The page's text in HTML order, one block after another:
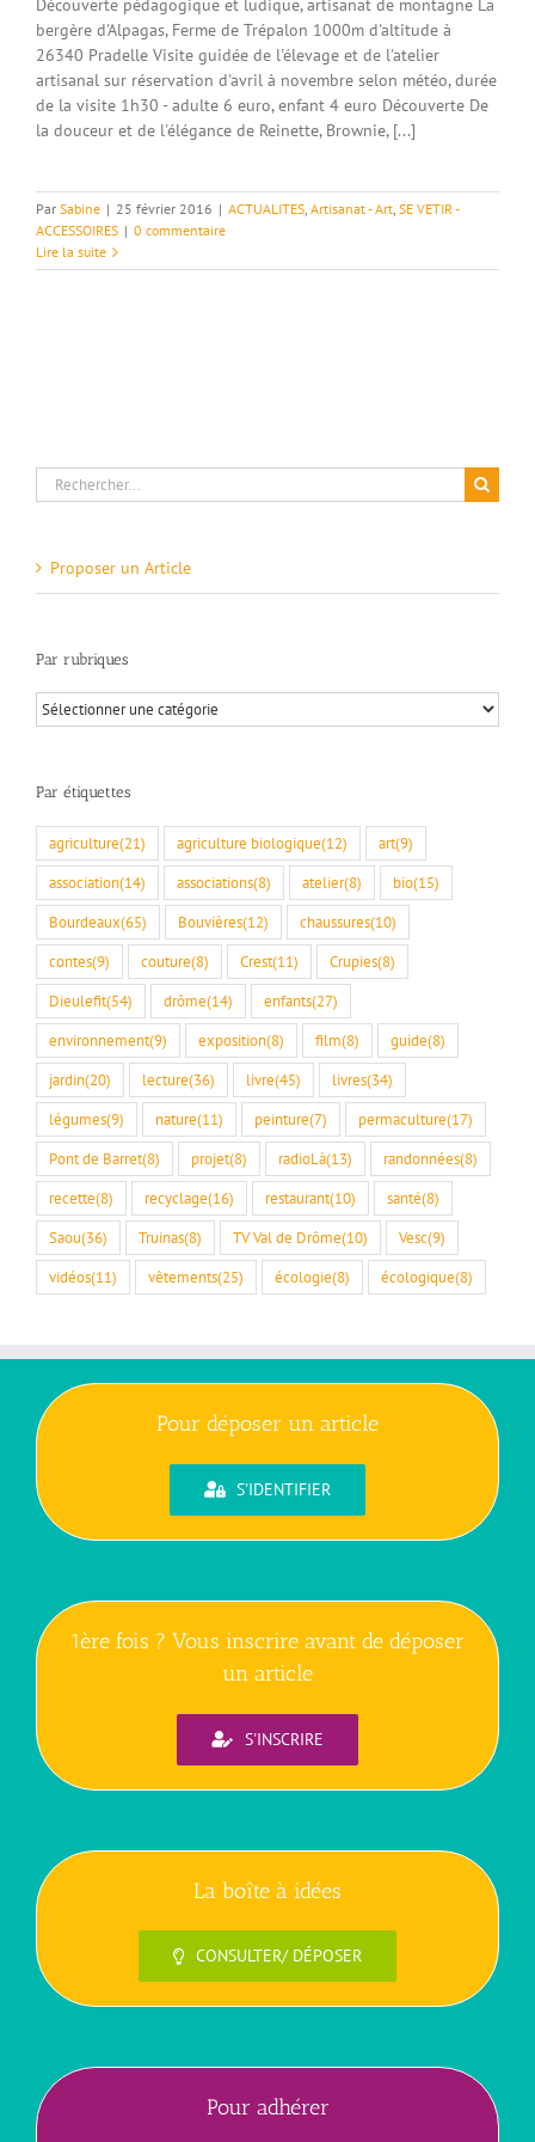
Découverte pédagogique et ludique, artisanat de montagne La
bergère d'Alpagas, Ferme de Trépalon 1000m d'altitude à
26340 Pradelle Visite guidée de l'élevage et de l'atelier
artisanal sur réservation d'avril à novembre selon météo, durée
de la visite 1h30 - adulte 6 euro, enfant 4 euro Découverte De
la douceur et de l'élégance de Reinette, Brownie, [...]
Par Sabine | 25 février 2016 | ACTUALITES, Artisanat - Art, SE VETIR -
ACCESSOIRES | 0 commentaire
Lire la suite
Rechercher:
Proposer un Article
Par rubriques
Par
rubriques
Par étiquettes
agriculture(21) agriculture biologique(12) art(9)
association(14) associations(8) atelier(8) bio(15)
Bourdeaux(65) Bouvières(12) chaussures(10)
contes(9) couture(8) Crest(11) Crupies(8)
Dieulefit(54) drôme(14) enfants(27)
environnement(9) exposition(8) film(8) guide(8)
jardin(20) lecture(36) livre(45) livres(34)
légumes(9) nature(11) peinture(7) permaculture(17)
Pont de Barret(8) projet(8) radioLà(13) randonnées(8)
recette(8) recyclage(16) restaurant(10) santé(8)
Saou(36) Truinas(8) TV Val de Drôme(10) Vesc(9)
vidéos(11) vêtements(25) écologie(8) écologique(8)
Pour déposer un article
S'IDENTIFIER
1ère fois ? Vous inscrire avant de déposer
un article
S'INSCRIRE
La boîte à idées
CONSULTER/ DÉPOSER
Pour adhérer